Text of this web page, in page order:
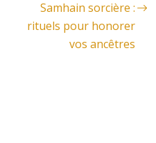
Samhain sorcière :
rituels pour honorer
vos ancêtres